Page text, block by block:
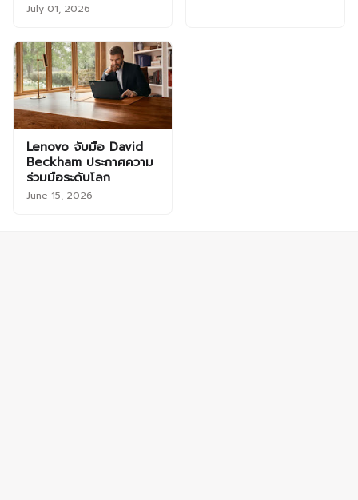
July 01, 2026
Lenovo จับมือ David
Beckham ประกาศความ
ร่วมมือระดับโลก
June 15, 2026